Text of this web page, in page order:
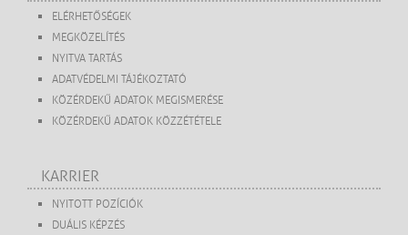
ELÉRHETŐSÉGEK
MEGKÖZELÍTÉS
NYITVA TARTÁS
ADATVÉDELMI TÁJÉKOZTATÓ
KÖZÉRDEKŰ ADATOK MEGISMERÉSE
KÖZÉRDEKŰ ADATOK KÖZZÉTÉTELE
KARRIER
NYITOTT POZÍCIÓK
DUÁLIS KÉPZÉS